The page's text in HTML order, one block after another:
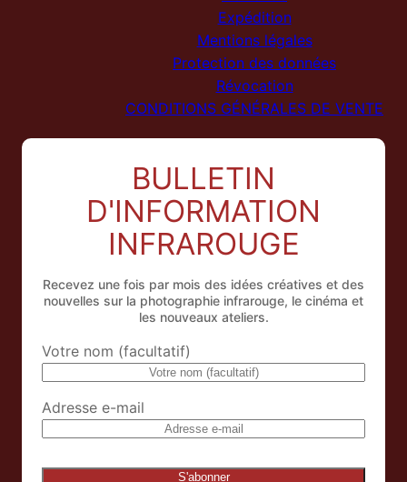
Expédition
Mentions légales
Protection des données
Révocation
CONDITIONS GÉNÉRALES DE VENTE
BULLETIN
D'INFORMATION
INFRAROUGE
Recevez une fois par mois des idées créatives et des
nouvelles sur la photographie infrarouge, le cinéma et
les nouveaux ateliers.
Votre nom (facultatif)
Adresse e-mail